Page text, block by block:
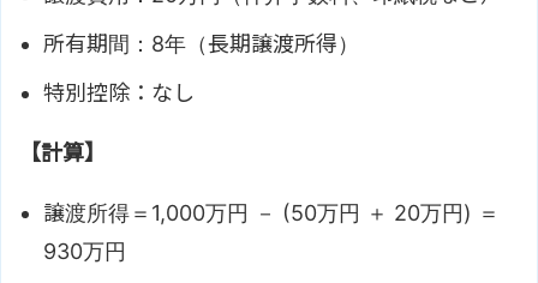
所有期間：8年（長期譲渡所得）
特別控除：なし
【計算】
譲渡所得＝1,000万円 － (50万円 ＋ 20万円) ＝
930万円